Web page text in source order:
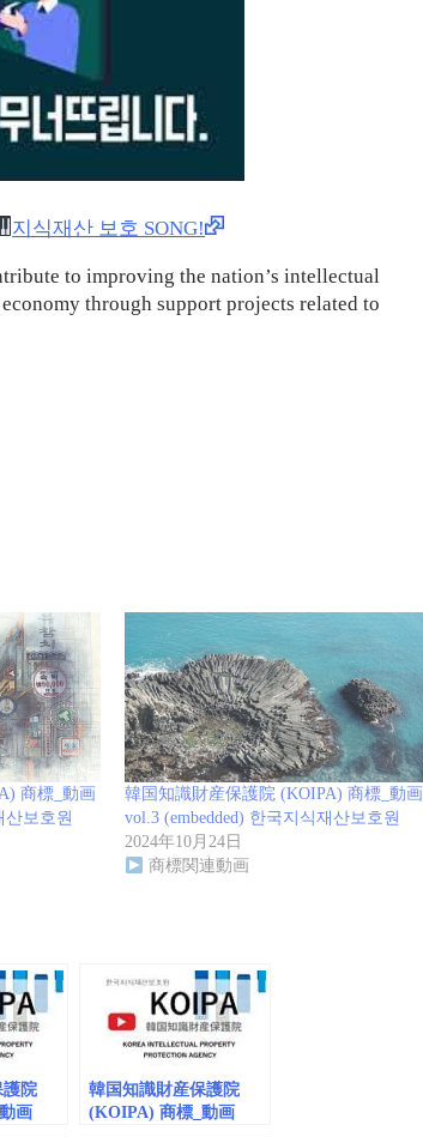
지식재산 보호 SONG!
to improving the nation’s intellectual
through support projects related to
商標_動画
산보호원
韓国知識財産保護院 (KOIPA) 商標_動画
vol.3 (embedded) 한국지식재산보호원
2024年10月24日
商標関連動画
護院
画
韓国知識財産保護院
(KOIPA) 商標_動画